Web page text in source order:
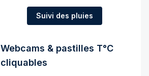
Suivi des pluies
Webcams & pastilles T°C
cliquables